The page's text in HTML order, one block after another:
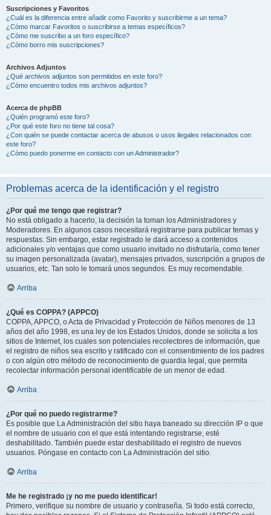
Suscripciones y Favoritos
¿Cuál es la diferencia entre añadir como Favorito y suscribirme a un tema?
¿Cómo marcar Favoritos o suscribirse a temas específicos?
¿Cómo me suscribo a un foro específico?
¿Cómo borro mis suscripciones?
Archivos Adjuntos
¿Qué archivos adjuntos son permitidos en este foro?
¿Cómo encuentro todos mis archivos adjuntos?
Acerca de phpBB
¿Quién programó este foro?
¿Por qué este foro no tiene tal cosa?
¿Con quién se puede contactar acerca de abusos o usos ilegales relacionados con
este foro?
¿Cómo puedo ponerme en contacto con un Administrador?
Problemas acerca de la identificación y el registro
¿Por qué me tengo que registrar?
No está obligado a hacerlo, la decisión la toman los Administradores y
Moderadores. En algunos casos necesitará registrarse para publicar temas y
respuestas. Sin embargo, estar registrado le dará acceso a contenidos
adicionales y/o ventajas que como usuario invitado no disfrutaría, como tener
su imagen personalizada (avatar), mensajes privados, suscripción a grupos de
usuarios, etc. Tan solo le tomará unos segundos. Es muy recomendable.
Arriba
¿Qué es COPPA? (APPCO)
COPPA, APPCO, o Acta de Privacidad y Protección de Niños menores de 13
años del año 1998, es una ley de los Estados Unidos, donde se solicita a los
sitios de Internet, los cuales son potenciales recolectores de información, que
el registro de niños sea escrito y ratificado con el consentimiento de los padres
o con algún otro método de reconocimiento de guardia legal, que permita
recolectar información personal identificable de un menor de edad.
Arriba
¿Por qué no puedo registrarme?
Es posible que La Administración del sitio haya baneado su dirección IP o que
el nombre de usuario con el que está intentando registrarse, esté
deshabilitado. También puede estar deshabilitado el registro de nuevos
usuarios. Póngase en contacto con La Administración del sitio.
Arriba
Me he registrado ¡y no me puedo identificar!
Primero, verifique su nombre de usuario y contraseña. Si todo está correcto,